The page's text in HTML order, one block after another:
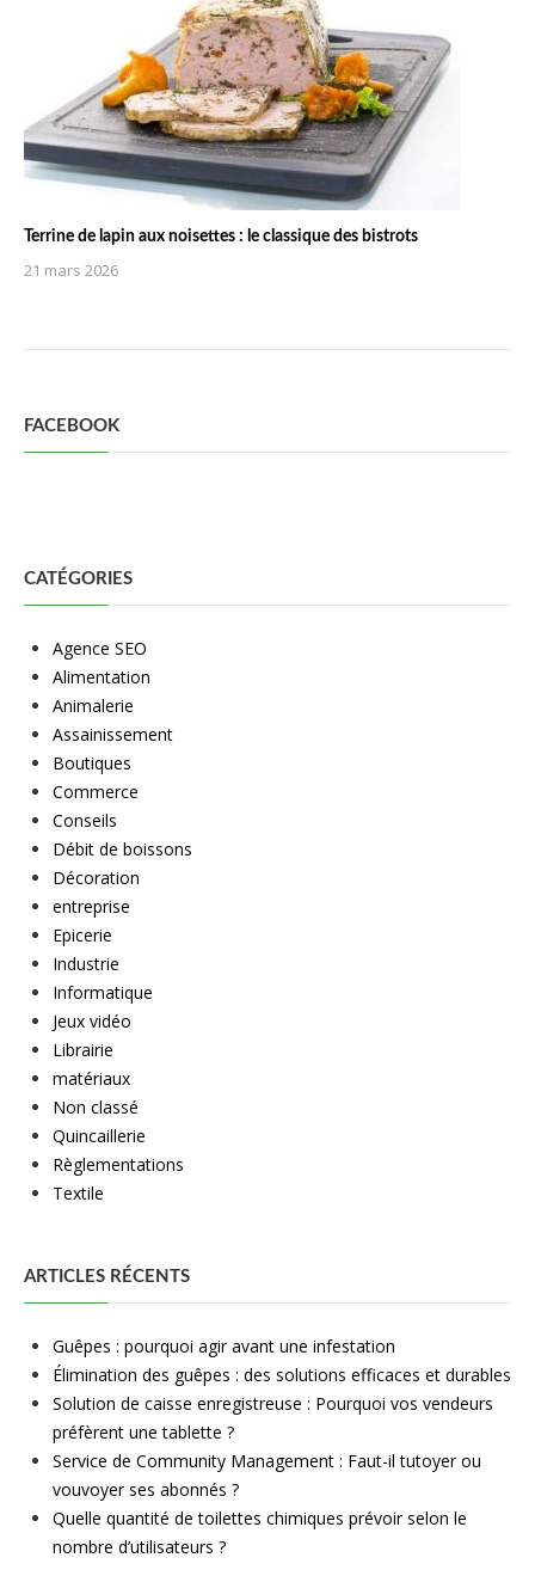
Terrine de lapin aux noisettes : le classique des bistrots
21 mars 2026
FACEBOOK
CATÉGORIES
Agence SEO
Alimentation
Animalerie
Assainissement
Boutiques
Commerce
Conseils
Débit de boissons
Décoration
entreprise
Epicerie
Industrie
Informatique
Jeux vidéo
Librairie
matériaux
Non classé
Quincaillerie
Règlementations
Textile
ARTICLES RÉCENTS
Guêpes : pourquoi agir avant une infestation
Élimination des guêpes : des solutions efficaces et durables
Solution de caisse enregistreuse : Pourquoi vos vendeurs
préfèrent une tablette ?
Service de Community Management : Faut-il tutoyer ou
vouvoyer ses abonnés ?
Quelle quantité de toilettes chimiques prévoir selon le
nombre d’utilisateurs ?